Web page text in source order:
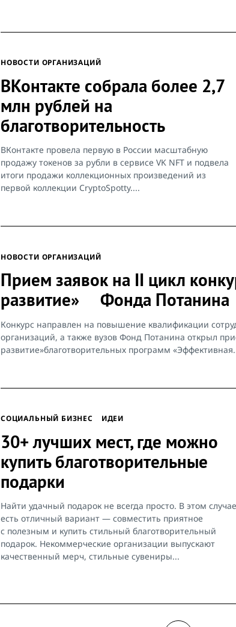
НОВОСТИ ОРГАНИЗАЦИЙ
ВКонтакте собрала более 2,7
млн рублей на
благотворительность
ВКонтакте провела первую в России масштабную
продажу токенов за рубли в сервисе VK NFT и подвела
итоги продажи коллекционных произведений из
первой коллекции CryptoSpotty....
НОВОСТИ ОРГАНИЗАЦИЙ
Прием заявок на II цикл
развитие» Фонда Потанина
Конкурс направлен на повышение квалификации
организаций, а также вузов Фонд Потанина открыл
развитие»благотворительных программ
CОЦИАЛЬНЫЙ БИЗНЕС ИДЕИ
30+ лучших мест, где можно
купить благотворительные
подарки
Найти удачный подарок не всегда просто. В этом случае
есть отличный вариант — совместить приятное
с полезным и купить стильный благотворительный
подарок. Некоммерческие организации выпускают
качественный мерч, стильные сувениры...